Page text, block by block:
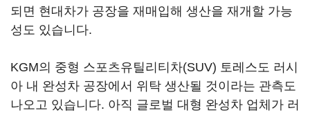
되면 현대차가 공장을 재매입해 생산을 재개할 가능
성도 있습니다.
KGM의 중형 스포츠유틸리티차(SUV) 토레스도 러시
아 내 완성차 공장에서 위탁 생산될 것이라는 관측도
나오고 있습니다. 아직 글로벌 대형 완성차 업체가 러